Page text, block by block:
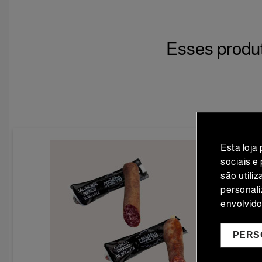
Esses
Esta loja
sociais e
são